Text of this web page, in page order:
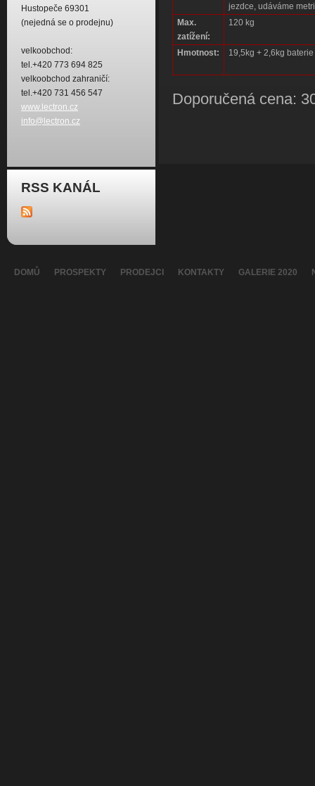
Hustopeče 69301
(nejedná se o prodejnu)
velkoobchod:
tel.+420 773 694 825
velkoobchod zahraničí:
tel.+420 731 456 547
www.lectron.cz
info@lectron.cz
RSS KANÁL
jezdce, udáváme
Max.
zatížení:
120 kg
Hmotnost: 19,5kg + 2,6kg baterie
Doporučená cena:
DOMŮ PROSPEKTY PRODEJCI KONTAKTY GALERIE 2020